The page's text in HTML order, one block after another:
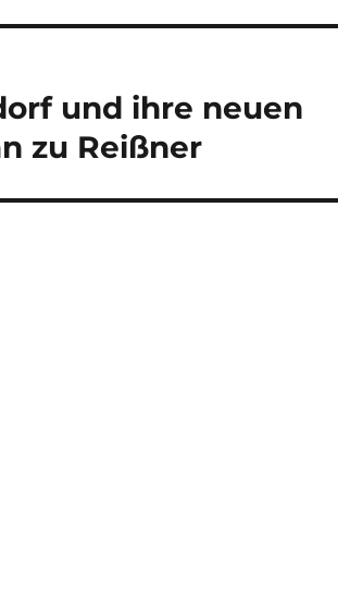
und ihre neuen
zu Reißner